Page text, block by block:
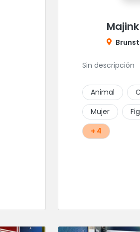
Sin descripción
Animal
Mujer
+ 4